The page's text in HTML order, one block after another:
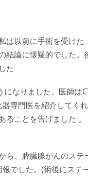
は以前に手術を受けた
結論に懐疑的でした。
た
なりました。医師は
専門医を紹介してくれ
ことを告げました 。
ら、膵臓腺がんのステ
でした。(術後にステ